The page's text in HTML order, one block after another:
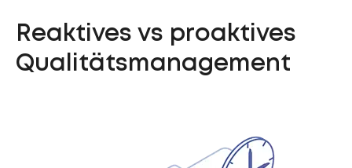
Reaktives vs proaktives
Qualitätsmanagement